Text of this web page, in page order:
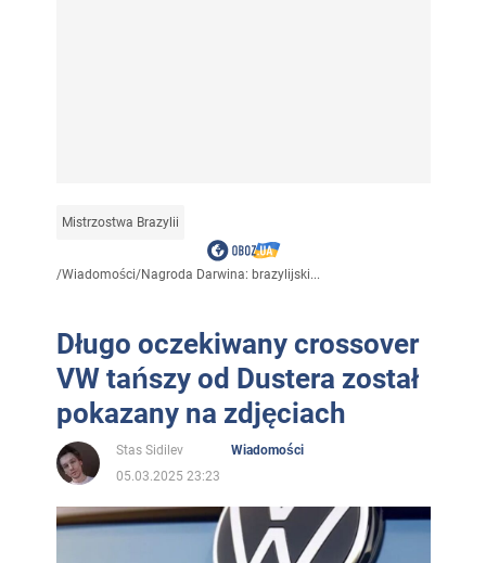
Mistrzostwa Brazylii
/Wiadomości/Nagroda Darwina: brazylijski...
Długo oczekiwany crossover
VW tańszy od Dustera został
pokazany na zdjęciach
Stas Sidilev
Wiadomości
05.03.2025 23:23